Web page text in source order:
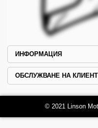
ИНФОРМАЦИЯ
ОБСЛУЖВАНЕ НА
© 2021 Linson